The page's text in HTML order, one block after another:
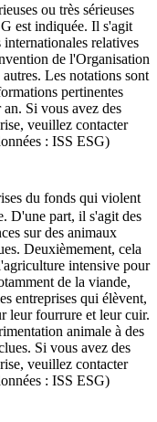
ou très sérieuses
est indiquée. Il s'agit
relatives
de l'Organisation
Les notations sont
pertinentes
Si vous avez des
veuillez contacter
: ISS ESG)
du fonds qui violent
D'une part, il s'agit des
sur des animaux
Deuxièmement, cela
intensive pour
de la viande,
entreprises qui élèvent,
leur fourrure et leur cuir.
animale à des
Si vous avez des
veuillez contacter
: ISS ESG)